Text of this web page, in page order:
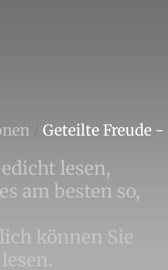
Geteilte Freude
lesen,
am besten so,
können Sie